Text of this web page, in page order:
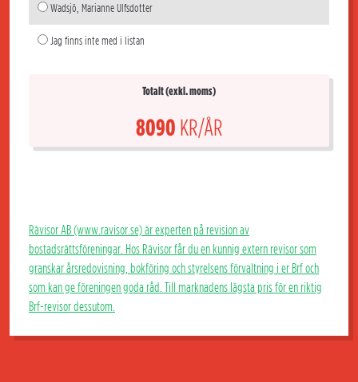
Wadsjö, Marianne Ulfsdotter
Jag finns inte med i listan
Totalt (exkl. moms)
8090 KR/ÅR
Rävisor AB (www.ravisor.se) är experten på revision av
bostadsrättsföreningar. Hos Rävisor får du en kunnig extern revisor som
granskar årsredovisning, bokföring och styrelsens förvaltning i er Brf och
som kan ge föreningen goda råd. Till marknadens lägsta pris för en riktig
Brf-revisor dessutom.